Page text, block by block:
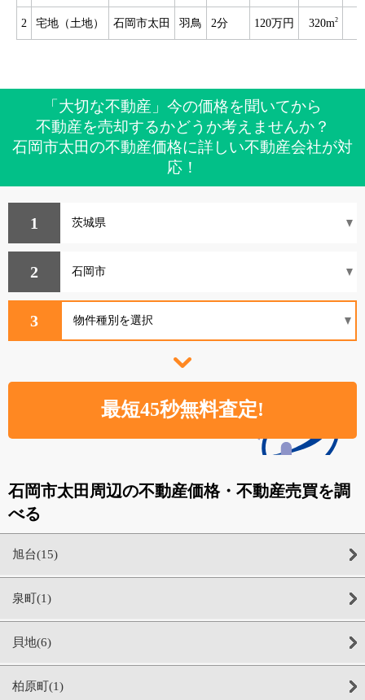
2 宅地（土地） 石岡市太田 羽鳥 2分 120万円 320m2
「大切な不動産」今の価格を聞いてから
不動産を売却するかどうか考えませんか？
石岡市太田の不動産価格に詳しい不動産会社が対
応！
1
2
3
石岡市太田周辺の不動産価格・不動産売買を調
べる
旭台(15)
泉町(1)
貝地(6)
柏原町(1)